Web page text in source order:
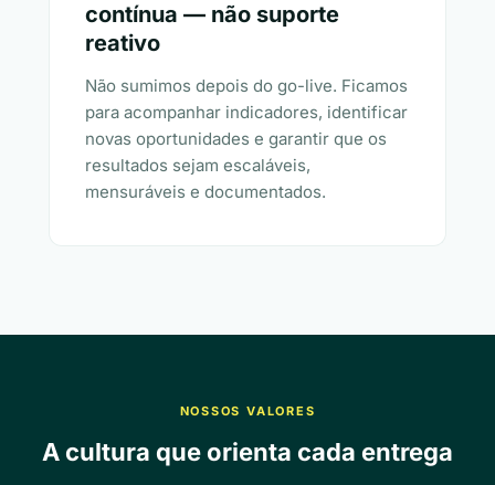
contínua — não suporte
reativo
Não sumimos depois do go-live. Ficamos
para acompanhar indicadores, identificar
novas oportunidades e garantir que os
resultados sejam escaláveis,
mensuráveis e documentados.
NOSSOS VALORES
A cultura que orienta cada entrega